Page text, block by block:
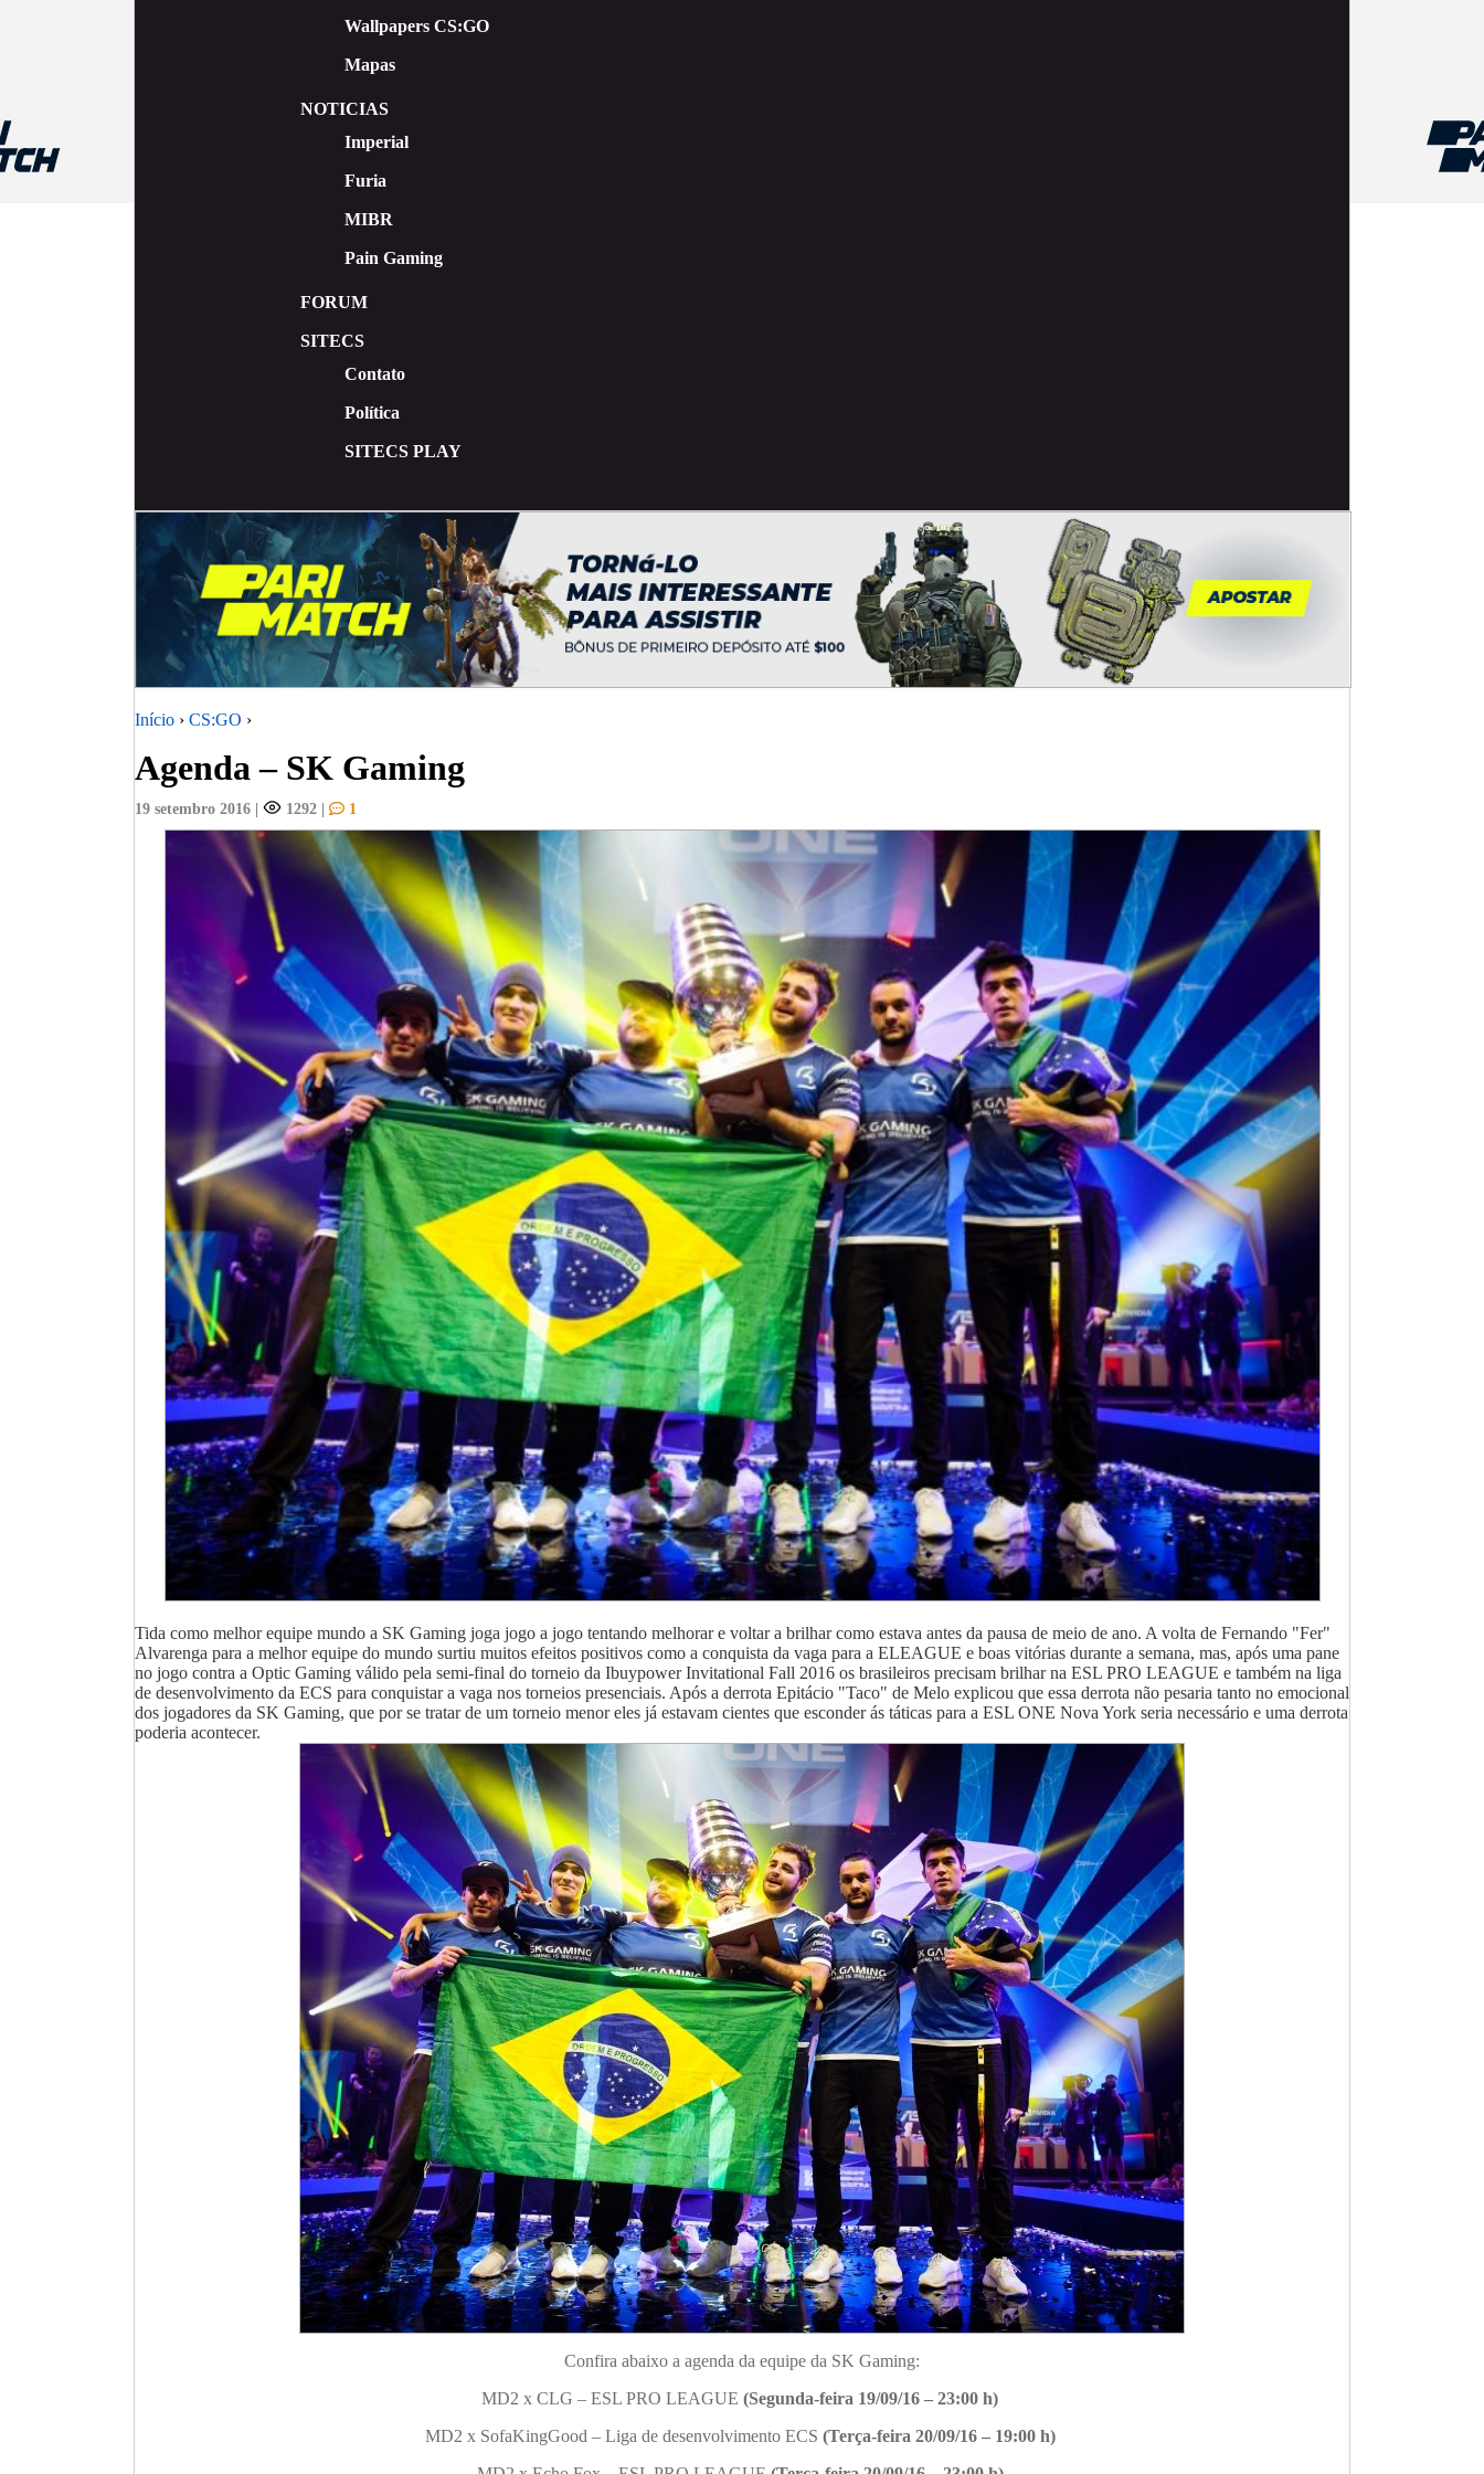
Wallpapers CS:GO
Mapas
NOTICIAS
Imperial
Furia
MIBR
Pain Gaming
FORUM
SITECS
Contato
Política
SITECS PLAY
Início › CS:GO ›
Agenda – SK Gaming
19 setembro 2016 | 1292 | 1
Tida como melhor equipe mundo a SK Gaming joga jogo a jogo tentando melhorar e voltar a brilhar como estava antes da pausa de meio de ano. A volta de Fernando "Fer"
Alvarenga para a melhor equipe do mundo surtiu muitos efeitos positivos como a conquista da vaga para a ELEAGUE e boas vitórias durante a semana, mas, após uma pane
no jogo contra a Optic Gaming válido pela semi-final do torneio da Ibuypower Invitational Fall 2016 os brasileiros precisam brilhar na ESL PRO LEAGUE e também na liga
de desenvolvimento da ECS para conquistar a vaga nos torneios presenciais. Após a derrota Epitácio "Taco" de Melo explicou que essa derrota não pesaria tanto no emocional
dos jogadores da SK Gaming, que por se tratar de um torneio menor eles já estavam cientes que esconder ás táticas para a ESL ONE Nova York seria necessário e uma derrota
poderia acontecer.
Confira abaixo a agenda da equipe da SK Gaming:
MD2 x CLG – ESL PRO LEAGUE (Segunda-feira 19/09/16 – 23:00 h)
MD2 x SofaKingGood – Liga de desenvolvimento ECS (Terça-feira 20/09/16 – 19:00 h)